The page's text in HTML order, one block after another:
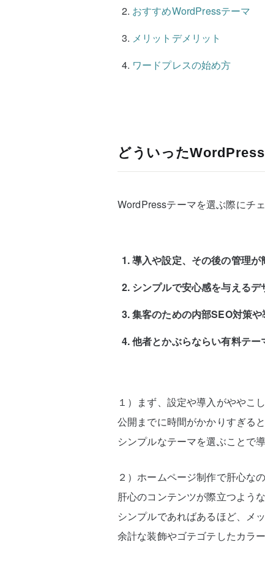
おすすめWordPressテーマ
メリットデメリット
ワードプレスの始め方
どういった
WordPressテーマを選ぶ際にチ
導入や設定、その後の管理が
シンプルで安心感を与えるデ
集客のための内部SEO対策
他者とかぶらならい有料テー
１）まず、設定や導入がややこ
公開までに時間がかかりすぎる
シンプルなテーマを選ぶことで
２）ホームページ制作で肝心な
肝心のコンテンツが際立つよう
シンプルであればあるほど、メ
余計な装飾やゴテゴテしたカラ